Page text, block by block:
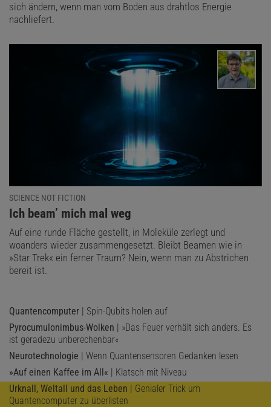
sich ändern, wenn man vom Boden aus drahtlos Energie
nachliefert.
SCIENCE NOT FICTION
:Ich beam’ mich mal weg
Auf eine runde Fläche gestellt, in Moleküle zerlegt und
woanders wieder zusammengesetzt. Bleibt Beamen wie in
»Star Trek« ein ferner Traum? Nein, wenn man zu Abstrichen
bereit ist.
Quantencomputer | Spin-Qubits holen auf
Pyrocumulonimbus-Wolken | »Das Feuer verhält sich anders. Es
ist geradezu unberechenbar«
Neurotechnologie | Wenn Quantensensoren Gedanken lesen
»Auf einen Kaffee im All« | Klatsch mit Niveau
Urknall, Weltall und das Leben | Genialer Trick um
Quantencomputer zu überlisten